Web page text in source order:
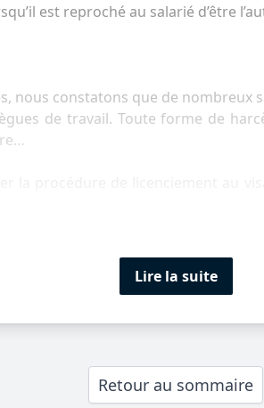
est reproché au salarié d’être
nous constatons que de nombreux
de travail. Toute forme de
Lire la suite
Retour au sommaire